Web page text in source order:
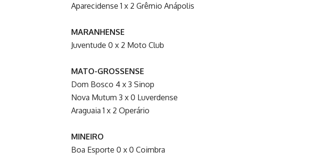
Aparecidense 1 x 2 Grêmio Anápolis
MARANHENSE
Juventude 0 x 2 Moto Club
MATO-GROSSENSE
Dom Bosco 4 x 3 Sinop
Nova Mutum 3 x 0 Luverdense
Araguaia 1 x 2 Operário
MINEIRO
Boa Esporte 0 x 0 Coimbra